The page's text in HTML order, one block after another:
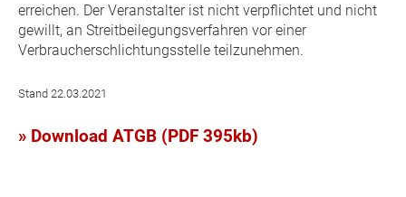
erreichen. Der Veranstalter ist nicht verpflichtet und nicht
gewillt, an Streitbeilegungsverfahren vor einer
Verbraucherschlichtungsstelle teilzunehmen.
Stand 22.03.2021
» Download ATGB (PDF 395kb)